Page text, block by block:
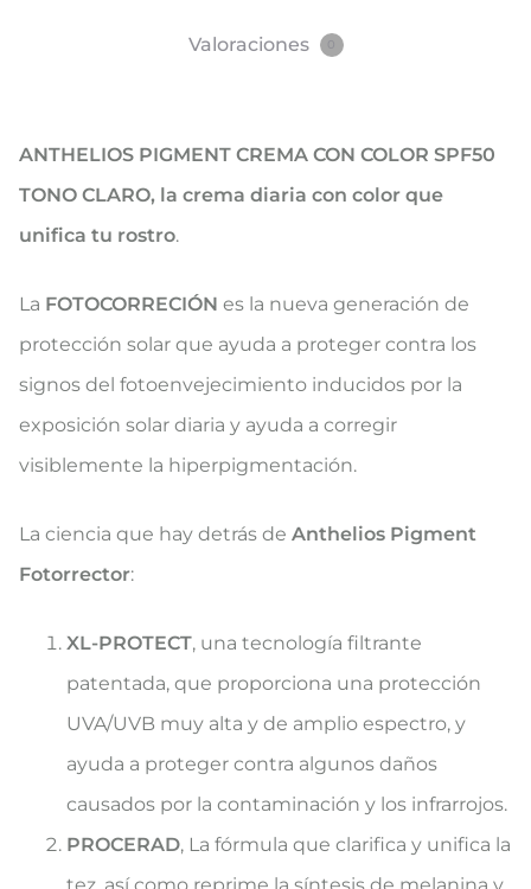
Valoraciones
ANTHELIOS PIGMENT CREMA CON COLOR SPF50
TONO CLARO, la crema diaria con color que
unifica tu rostro.
La FOTOCORRECIÓN es la nueva generación de
protección solar que ayuda a proteger contra los
signos del fotoenvejecimiento inducidos por la
exposición solar diaria y ayuda a corregir
visiblemente la hiperpigmentación.
La ciencia que hay detrás de Anthelios Pigment
Fotorrector:
XL-PROTECT, una tecnología filtrante
patentada, que proporciona una protección
UVA/UVB muy alta y de amplio espectro, y
ayuda a proteger contra algunos daños
causados por la contaminación y los infrarrojos.
PROCERAD, La fórmula que clarifica y unifica la
tez, así como reprime la síntesis de melanina y